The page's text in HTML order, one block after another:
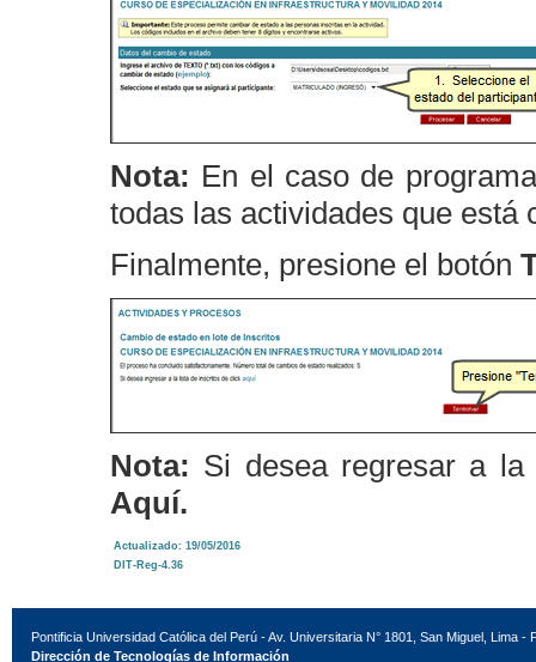
Nota: En el caso de
todas las actividades que está
Finalmente, presione el botón
Nota: Si desea regresar a
Aquí.
Actualizado: 19/05/2016
DIT-Reg-4.36
Pontificia Universidad Católica del Perú - Av. Universitaria N° 1801, San Miguel, Lima -
Dirección de Tecnologías de Información